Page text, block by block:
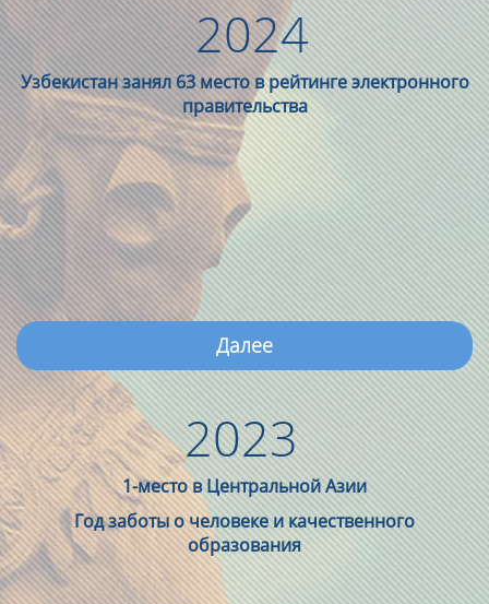
2024
Узбекистан занял 63 место в рейтинге электронного
правительства
Далее
2023
1-место в Центральной Азии
Год заботы о человеке и качественного
образования